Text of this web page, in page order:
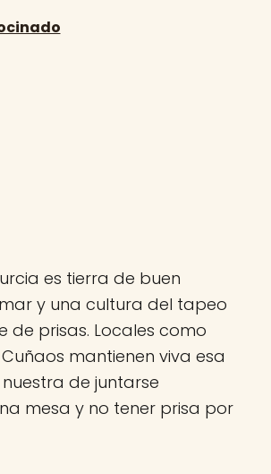
es tierra de buen
y una cultura del tapeo
de prisas. Locales como
mantienen viva esa
de juntarse
mesa y no tener prisa por